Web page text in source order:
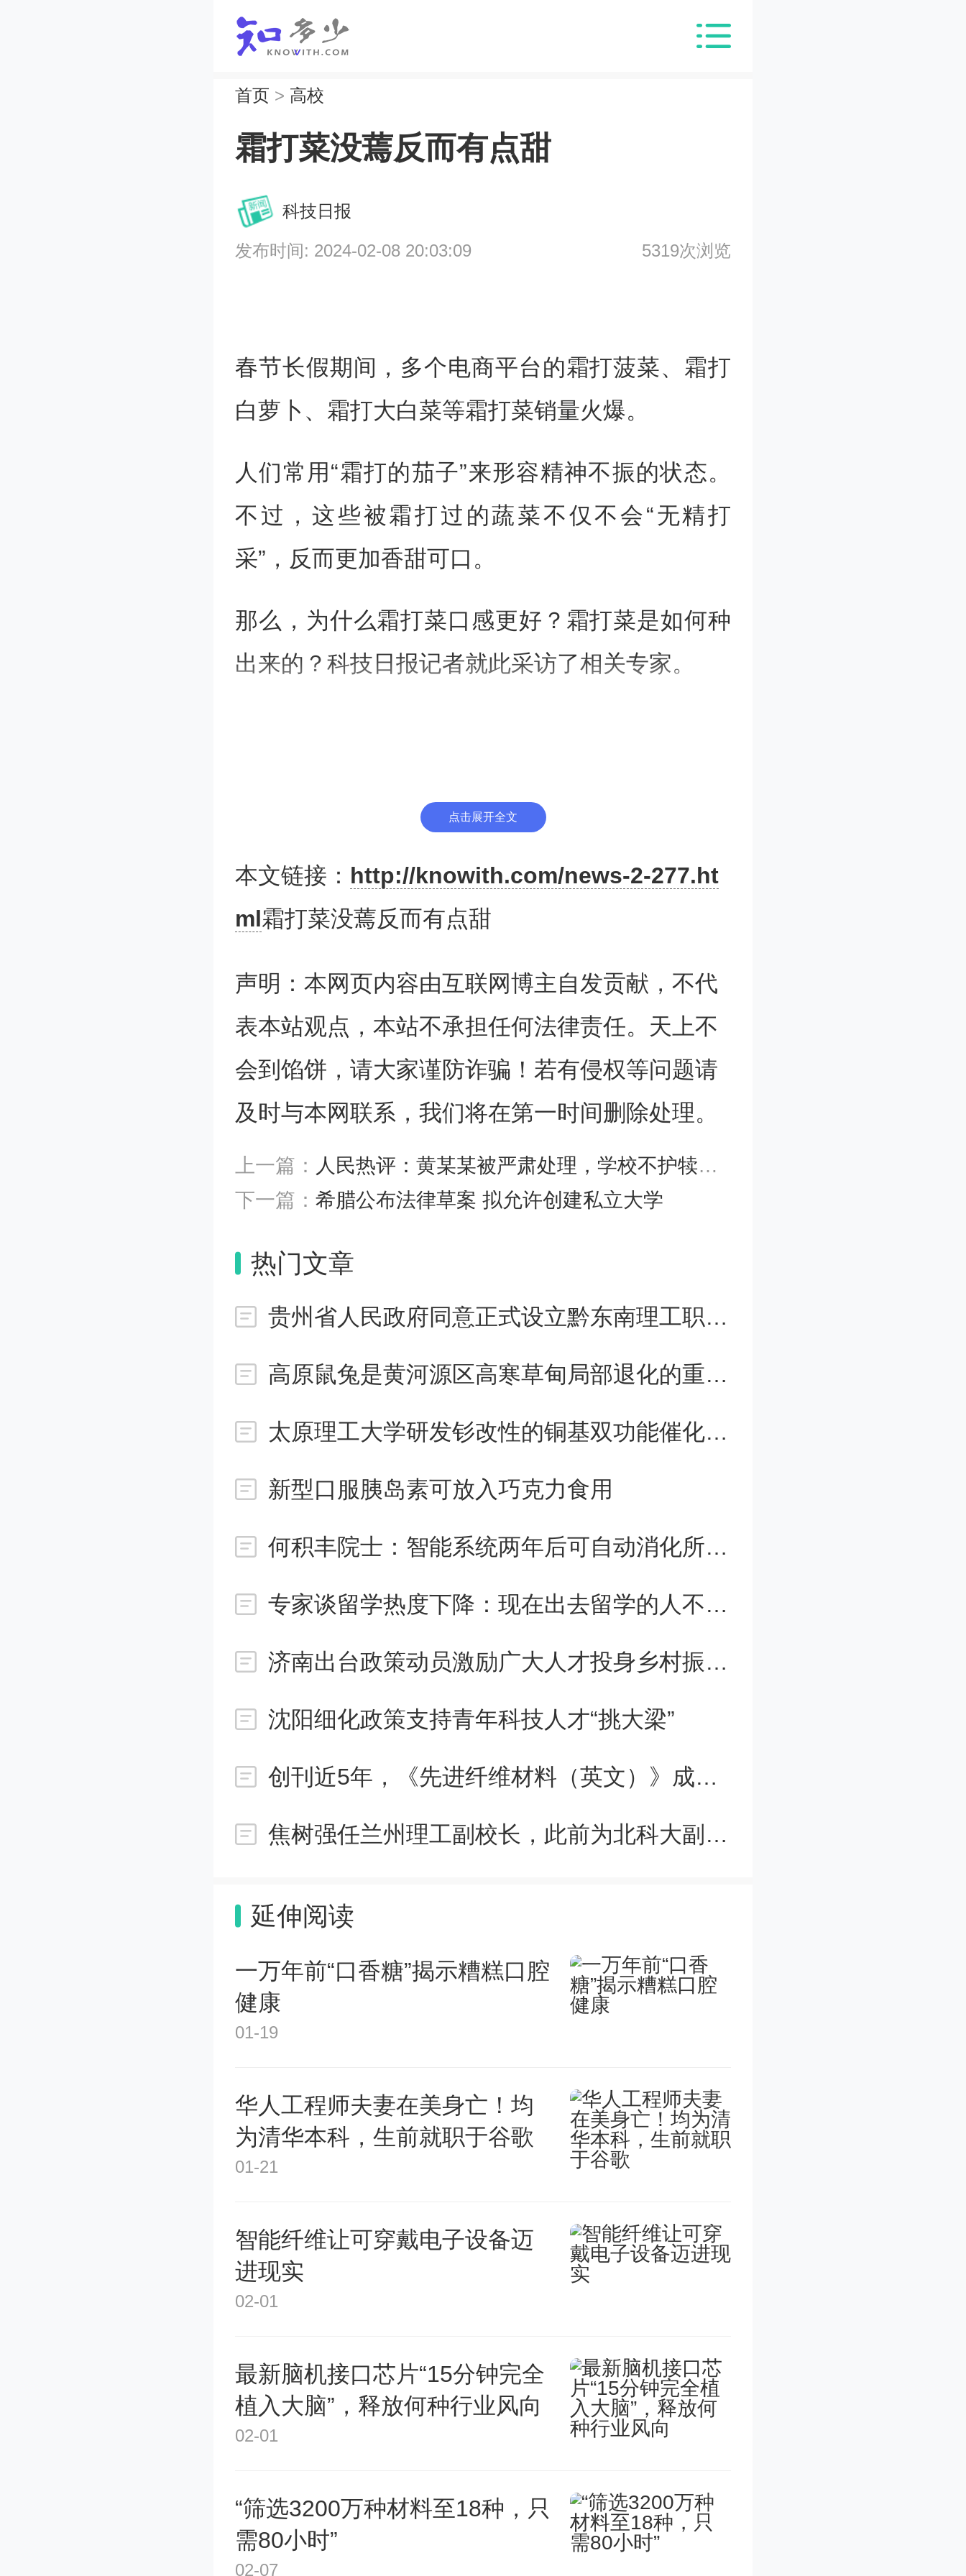
首页 > 高校
霜打菜没蔫反而有点甜
科技日报
发布时间: 2024-02-08 20:03:09 5319次浏览
春节长假期间，多个电商平台的霜打菠菜、霜打
白萝卜、霜打大白菜等霜打菜销量火爆。
人们常用“霜打的茄子”来形容精神不振的状态。
不过，这些被霜打过的蔬菜不仅不会“无精打
采”，反而更加香甜可口。
那么，为什么霜打菜口感更好？霜打菜是如何种
出来的？科技日报记者就此采访了相关专家。
寒冷环境下生存，这类蔬菜会将体内淀粉转化为
糖分。”天津农学院园艺园林学院教授王丽娟在接
受科技日报记者采访时说，淀粉和蔗糖是蔬菜进
低，蔬菜内淀粉在淀粉酶作用下发生水解，变成
葡萄糖、蔗糖和果糖等可溶性糖分。这使细胞液
中糖分增加，细胞液冰点下降，蔬菜不易受冻。
因此，变甜的蔬菜抗寒能力大幅提升，更容易适
应低温环境。
们中的淀粉会被唾液淀粉酶分解成麦芽糖。我们
吃起来就会觉得有甜味。霜打菜变甜的过程与这
类似。” 王丽娟说。
血糖较高人群或糖尿病患者，可以食用口味偏甜
的霜打菜吗？
“蔬菜生长完成后，所含碳水化合物总量是固定
物进行了转化。此外，霜打菜含有膳食纤维，有
助于控制血糖。因此，血糖较高人群或糖尿病患
者可以放心食用霜打菜。”天津科技大学食品科学
环境下会产生更多的脯氨酸、甜菜碱、γ-氨基丁
酸等对人体有益的物质。
除甜度增加外，霜打菜还有很多其他优势，比如
谢速度，延长蔬菜的保质期。与此同时，霜打菜
还更耐病虫害。霜雪可以抑制微生物滋生，降低
在家用冰箱自制行不通
“霜打菜与普通蔬菜在前期种植管理上基本相同。
只是在上市前，霜打菜要经历霜降后的低温环
“当然，并非所有蔬菜都能被霜打。”路来风介
绍，蔬菜分为抗寒和喜温两种。抗寒蔬菜可以被
霜打，比如白菜、菠菜、芥菜、白萝卜等。喜温
蔬菜则不适宜，比如番茄、茄子、豆角、辣椒、
点击展开全文
本文链接： http://knowith.com/news-2-277.ht
ml霜打菜没蔫反而有点甜
声明：本网页内容由互联网博主自发贡献，不代
表本站观点，本站不承担任何法律责任。天上不
会到馅饼，请大家谨防诈骗！若有侵权等问题请
及时与本网联系，我们将在第一时间删除处理。
上一篇： 人民热评：黄某某被严肃处理，学校不护犊子值得点赞
下一篇： 希腊公布法律草案 拟允许创建私立大学
热门文章
贵州省人民政府同意正式设立黔东南理工职业学院
高原鼠兔是黄河源区高寒草甸局部退化的重要影响因素
太原理工大学研发钐改性的铜基双功能催化剂体系
新型口服胰岛素可放入巧克力食用
何积丰院士：智能系统两年后可自动消化所有有价值的文字数据
专家谈留学热度下降：现在出去留学的人不是太多了，而是太少
济南出台政策动员激励广大人才投身乡村振兴，济南有何深意？
沈阳细化政策支持青年科技人才“挑大梁”
创刊近5年，《先进纤维材料（英文）》成为纤维材料及纺织领域重要国际期刊之一
焦树强任兰州理工副校长，此前为北科大副校长
延伸阅读
一万年前“口香糖”揭示糟糕口腔
健康
01-19
华人工程师夫妻在美身亡！均
为清华本科，生前就职于谷歌
01-21
智能纤维让可穿戴电子设备迈
进现实
02-01
最新脑机接口芯片“15分钟完全
植入大脑”，释放何种行业风向
02-01
“筛选3200万种材料至18种，只
需80小时”
02-07